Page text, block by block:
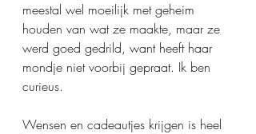
meestal wel moeilijk met geheim
houden van wat ze maakte, maar ze
werd goed gedrild, want heeft haar
mondje niet voorbij gepraat. Ik ben
curieus.
Wensen en cadeautjes krijgen is heel